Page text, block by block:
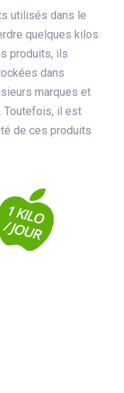
utilisés dans le
quelques kilos.
produits, ils
dans
marques et
Toutefois, il est
de ces produits